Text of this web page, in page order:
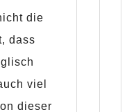
die
dass
viel
dieser